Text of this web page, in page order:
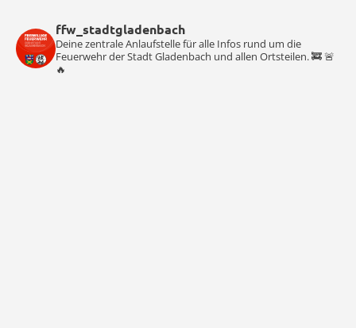
ffw_stadtgladenbach
Deine zentrale Anlaufstelle für alle Infos rund um die
Feuerwehr der Stadt Gladenbach und allen Ortsteilen. 🚒 🚨
🔥